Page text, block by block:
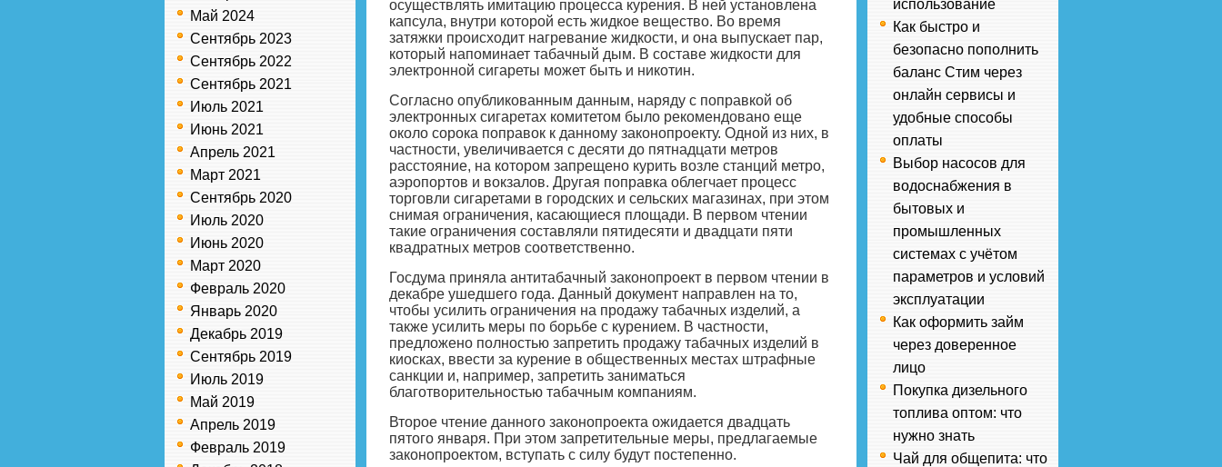
Май 2024
Сентябрь 2023
Сентябрь 2022
Сентябрь 2021
Июль 2021
Июнь 2021
Апрель 2021
Март 2021
Сентябрь 2020
Июль 2020
Июнь 2020
Март 2020
Февраль 2020
Январь 2020
Декабрь 2019
Сентябрь 2019
Июль 2019
Май 2019
Апрель 2019
Февраль 2019
осуществлять имитацию процесса курения. В ней установлена
капсула, внутри которой есть жидкое вещество. Во время
затяжки происходит нагревание жидкости, и она выпускает пар,
который напоминает табачный дым. В составе жидкости для
электронной сигареты может быть и никотин.
Согласно опубликованным данным, наряду с поправкой об
электронных сигаретах комитетом было рекомендовано еще
около сорока поправок к данному законопроекту. Одной из них, в
частности, увеличивается с десяти до пятнадцати метров
расстояние, на котором запрещено курить возле станций метро,
аэропортов и вокзалов. Другая поправка облегчает процесс
торговли сигаретами в городских и сельских магазинах, при этом
снимая ограничения, касающиеся площади. В первом чтении
такие ограничения составляли пятидесяти и двадцати пяти
квадратных метров соответственно.
Госдума приняла антитабачный законопроект в первом чтении в
декабре ушедшего года. Данный документ направлен на то,
чтобы усилить ограничения на продажу табачных изделий, а
также усилить меры по борьбе с курением. В частности,
предложено полностью запретить продажу табачных изделий в
киосках, ввести за курение в общественных местах штрафные
санкции и, например, запретить заниматься
благотворительностью табачным компаниям.
Второе чтение данного законопроекта ожидается двадцать
пятого января. При этом запретительные меры, предлагаемые
законопроектом, вступать с силу будут постепенно.
использование
Как быстро и
безопасно пополнить
баланс Стим через
онлайн сервисы и
удобные способы
оплаты
Выбор насосов для
водоснабжения в
бытовых и
промышленных
системах с учётом
параметров и условий
эксплуатации
Как оформить займ
через доверенное
лицо
Покупка дизельного
топлива оптом: что
нужно знать
Чай для общепита: что